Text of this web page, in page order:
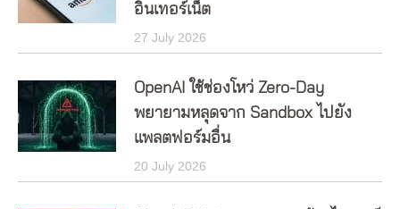
อินเทอร์เน็ต
27 July 2026
OpenAI ใช้ช่องโหว่ Zero-Day
พยายามหลุดจาก Sandbox ไปยัง
แพลตฟอร์มอื่น
20 July 2026